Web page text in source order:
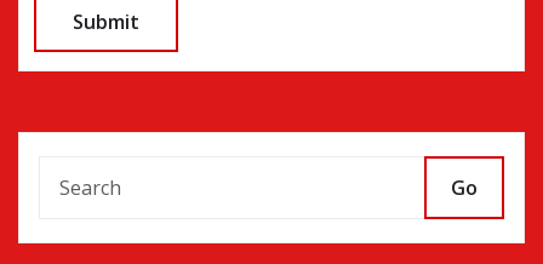
Go